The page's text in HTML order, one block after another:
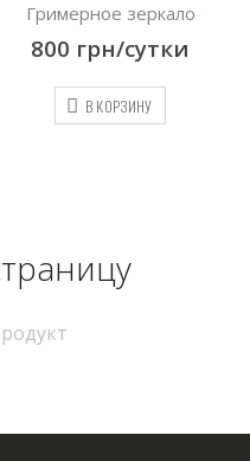
Камера хранения 8
светло-серые
1600 грн/сутки
В КОРЗИНУ